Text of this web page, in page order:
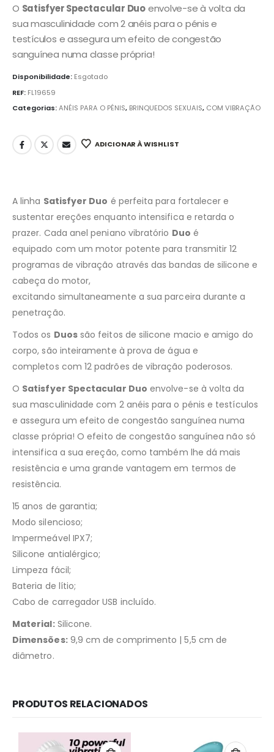
O Satisfyer Spectacular Duoenvolve-se à volta da
sua masculinidade com 2 anéis para o pénis e
testículos e assegura um efeito de congestão
sanguínea numa classe própria!
Disponibilidade: Esgotado
REF: FL19659
Categorias:ANÉIS PARA O PÉNIS, BRINQUEDOS SEXUAIS, COM VIBRAÇÃO
ADICIONAR À WISHLIST
A linha Satisfyer Duo é perfeita para fortalecer e
sustentar ereções enquanto intensifica e retarda o
prazer. Cada anel peniano vibratório Duo é
equipado com um motor potente para transmitir 12
programas de vibração através das bandas de silicone e
cabeça do motor,
excitando simultaneamente a sua parceira durante a
penetração.
Todos os Duossão feitos de silicone macio e amigo do
corpo, são inteiramente à prova de água e
completos com 12 padrões de vibração poderosos.
O Satisfyer Spectacular Duo envolve-se à volta da
sua masculinidade com 2 anéis para o pénis e testículos
e assegura um efeito de congestão sanguínea numa
classe própria! O efeito de congestão sanguínea não só
intensifica a sua ereção, como também lhe dá mais
resistência e uma grande vantagem em termos de
resistência.
15 anos de garantia;
Modo silencioso;
Impermeável IPX7;
Silicone antialérgico;
Limpeza fácil;
Bateria de lítio;
Cabo de carregador USB incluído.
Material:Silicone.
Dimensões:9,9 cm de comprimento | 5,5 cm de
diâmetro.
PRODUTOS RELACIONADOS